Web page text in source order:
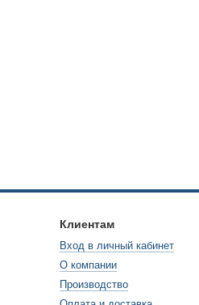
Клиентам
Вход в личный кабинет
О компании
Производство